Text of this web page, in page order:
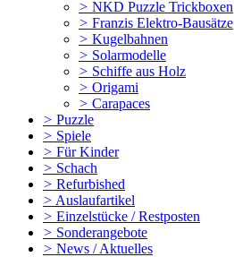
> NKD Puzzle Trickboxen
> Franzis Elektro-Bausätze
> Kugelbahnen
> Solarmodelle
> Schiffe aus Holz
> Origami
> Carapaces
> Puzzle
> Spiele
> Für Kinder
> Schach
> Refurbished
> Auslaufartikel
> Einzelstücke / Restposten
> Sonderangebote
> News / Aktuelles